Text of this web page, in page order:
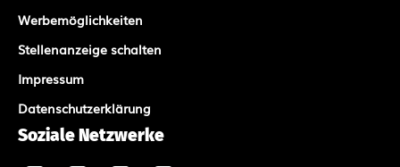
Werbemöglichkeiten
Stellenanzeige schalten
Impressum
Datenschutzerklärung
Soziale Netzwerke